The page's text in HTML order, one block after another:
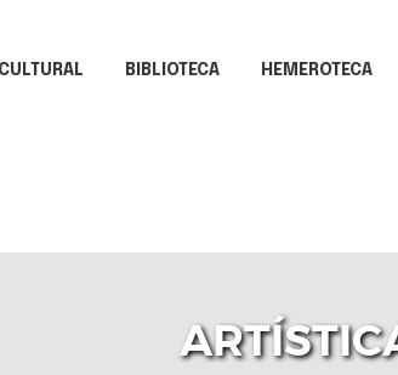
BIBLIOTECA HEMEROTECA